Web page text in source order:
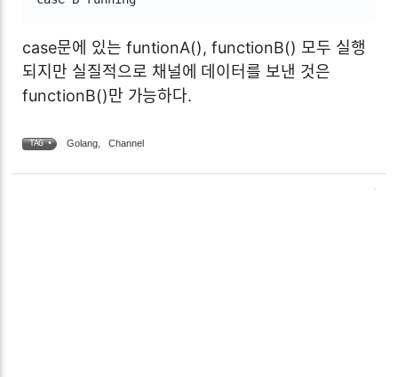
case문에 있는 funtionA(), functionB() 모두 실행
되지만 실질적으로 채널에 데이터를 보낸 것은
functionB()만 가능하다.
TAG • Golang Channel